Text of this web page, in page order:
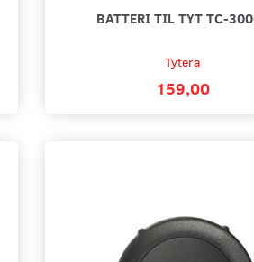
BATTERI TIL TYT TC-
Tytera
159,00